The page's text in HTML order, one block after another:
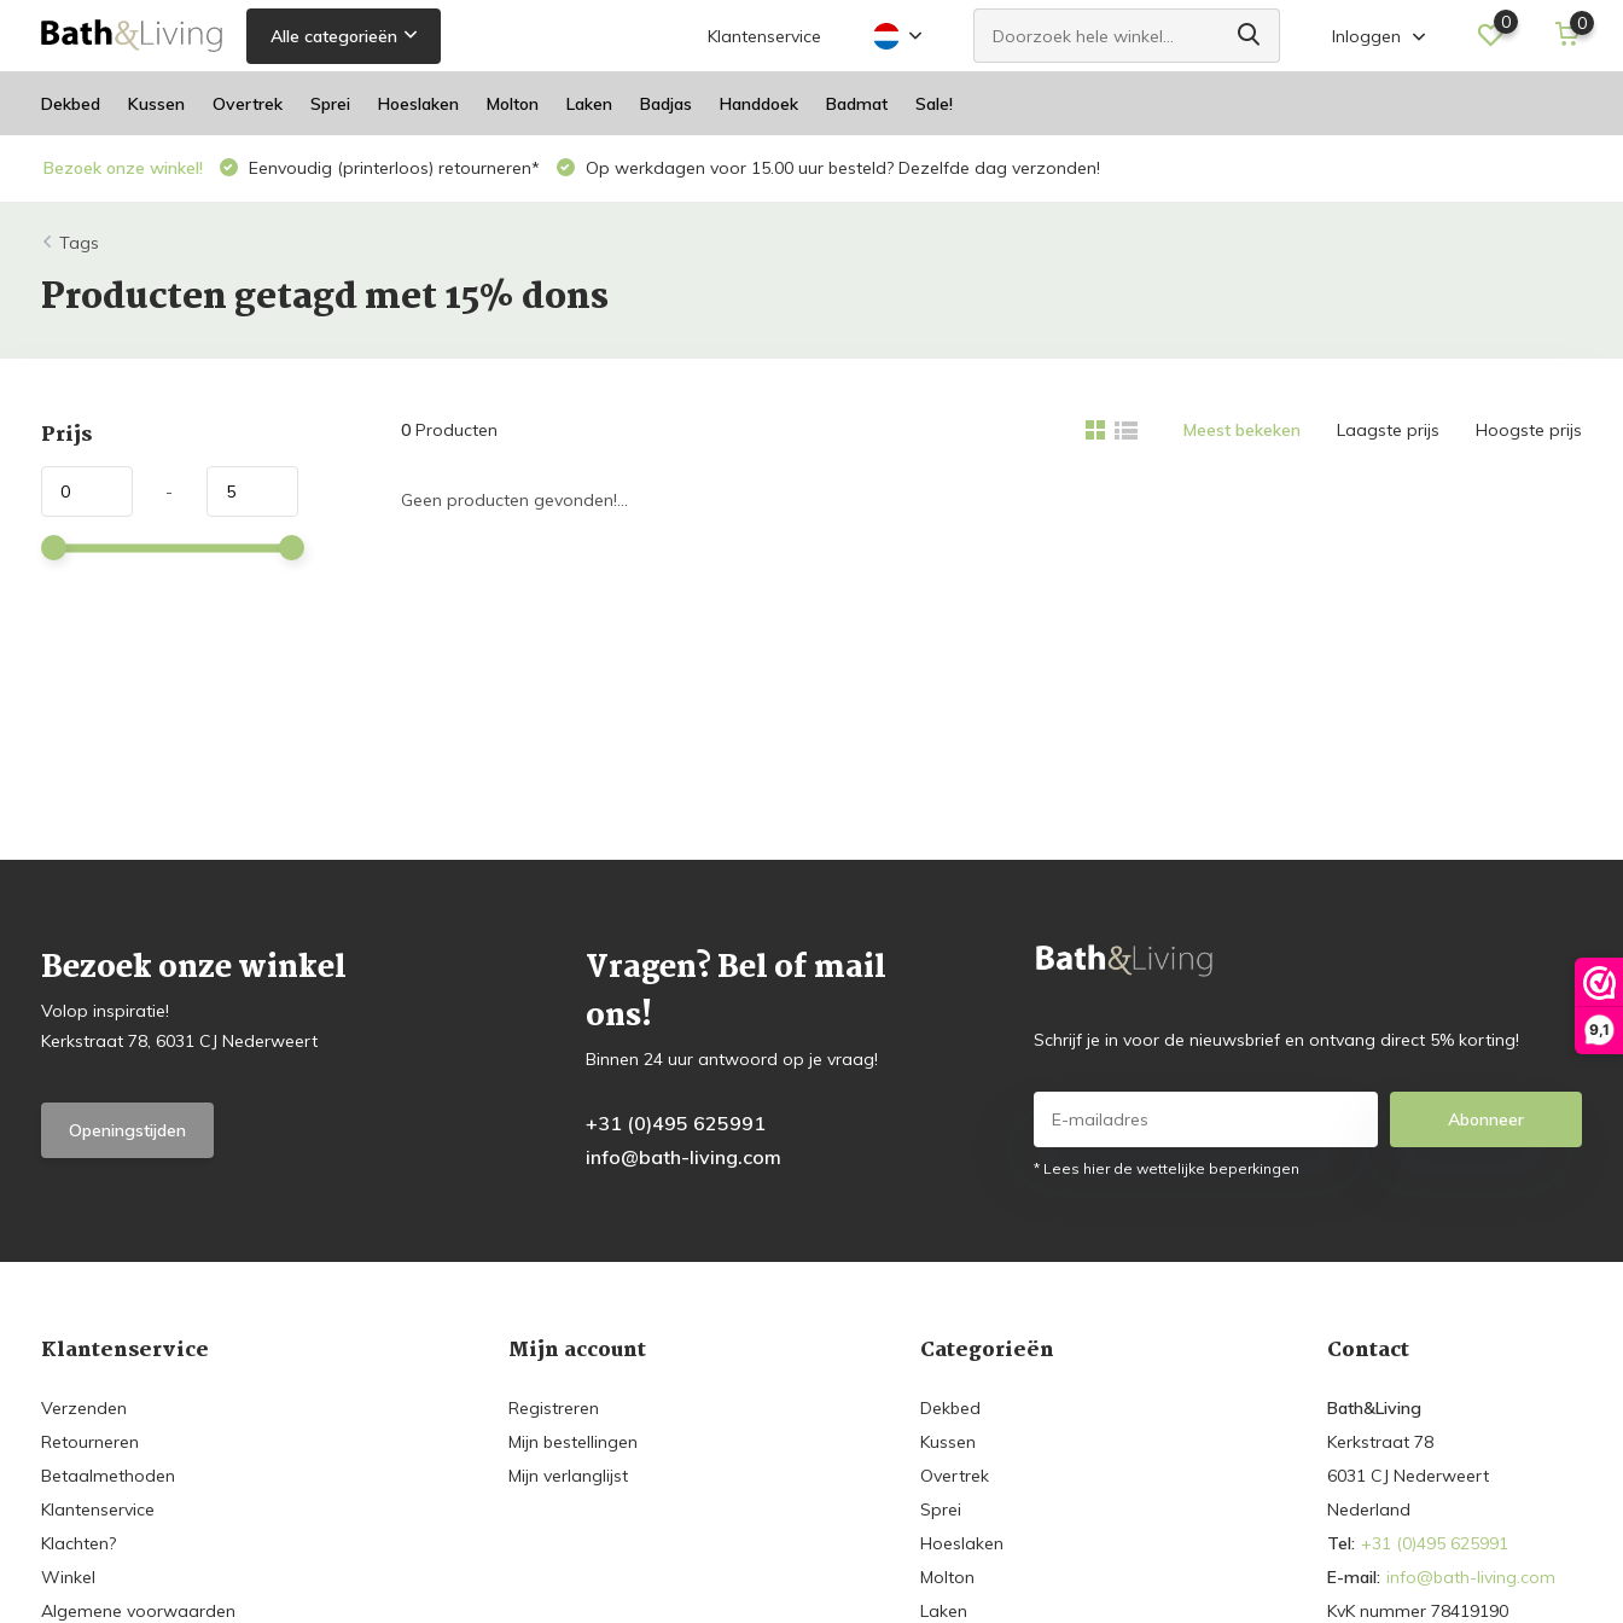
9,1
Alle categorieën Klantenservice Inloggen
0 0
Dekbed Kussen Overtrek Sprei Hoeslaken Molton Laken Badjas Handdoek Badmat Sale!
Bezoek onze winkel! Eenvoudig (printerloos) retourneren* Op werkdagen voor 15.00 uur besteld? Dezelfde dag verzonden!
Tags
Producten getagd met 15% dons
Prijs
-
0Producten Meest bekeken Laagste prijs Hoogste prijs
Geen producten gevonden!...
Bezoek onze winkel
Volop inspiratie!
Kerkstraat 78, 6031 CJ Nederweert
Openingstijden
Vragen? Bel of mail
ons!
Binnen 24 uur antwoord op je vraag!
+31 (0)495 625991
info@bath-living.com
Schrijf je in voor de nieuwsbrief en ontvang direct 5% korting!
Abonneer
* Lees hier de wettelijke beperkingen
Klantenservice
Verzenden
Retourneren
Betaalmethoden
Klantenservice
Klachten?
Winkel
Algemene voorwaarden
Mijn account
Registreren
Mijn bestellingen
Mijn verlanglijst
Categorieën
Dekbed
Kussen
Overtrek
Sprei
Hoeslaken
Molton
Laken
Contact
Bath&Living
Kerkstraat 78
6031 CJ Nederweert
Nederland
Tel: +31 (0)495 625991
E-mail: info@bath-living.com
KvK nummer 78419190